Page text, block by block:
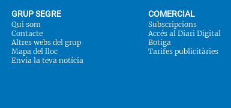
GRUP SEGRE
Qui som
Contacte
Altres webs del grup
Mapa del lloc
Envia la teva notícia
COMERCIAL
Subscripcions
Accés al Diari Digital
Botiga
Tarifes publicitàries